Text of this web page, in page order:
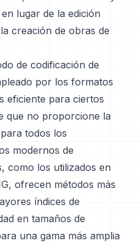
lugar de la edición
creación de obras de
de codificación de
por los formatos
eficiente para ciertos
que no proporcione la
todos los
modernos de
como los utilizados en
ofrecen métodos más
índices de
en tamaños de
una gama más amplia